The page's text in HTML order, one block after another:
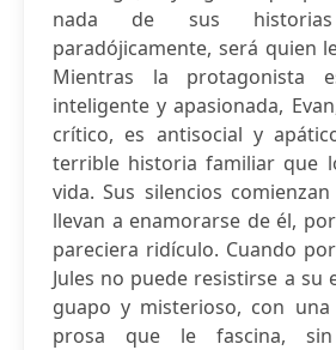
nada de sus
paradójicamente, será quien
Mientras la protagonista
inteligente y apasionada,
crítico, es antisocial y
terrible historia familiar que
vida. Sus silencios
llevan a enamorarse de él,
pareciera ridículo. Cuando
Jules no puede resistirse a su
guapo y misterioso, con
prosa que le fascina,